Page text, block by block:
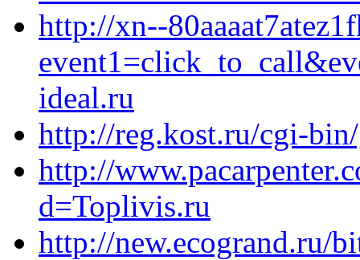
http://xn--
ideal.ru
http://reg.kost.ru/cgi-
http://
d=Toplivis.ru
http://new.ecogrand.ru/